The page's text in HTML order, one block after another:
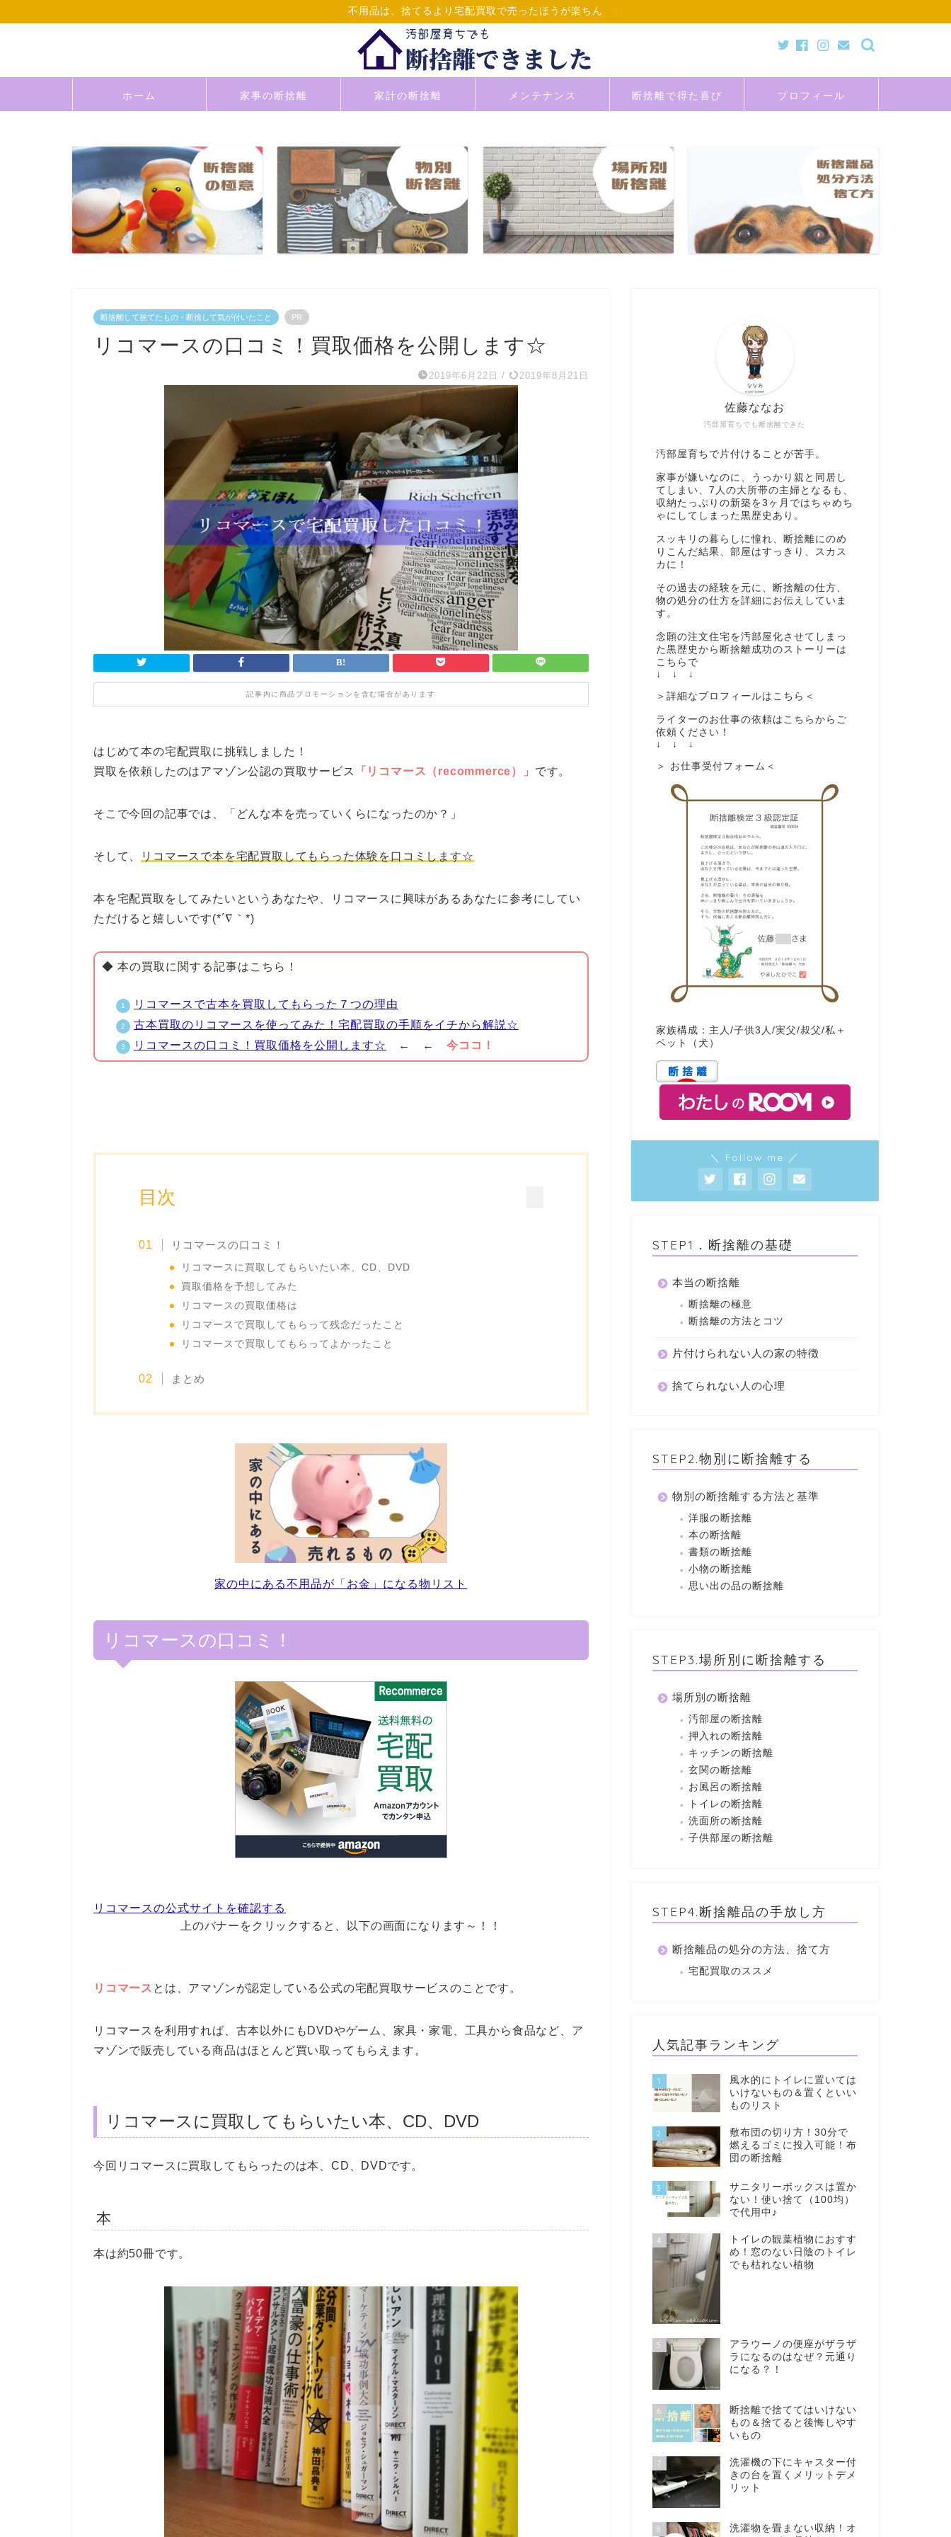
不用品は、捨てるより宅配買取で売ったほうが楽ちん
ホーム 家事の断捨離 家計の断捨離 メンテナンス 断捨離で得た喜び プロフィール
断捨離して捨てたもの・断捨して気が付いたこと PR
リコマースの口コミ！買取価格を公開します☆
2019年6月22日 / 2019年8月21日
記事内に商品プロモーションを含む場合があります
はじめて本の宅配買取に挑戦しました！
買取を依頼したのはアマゾン公認の買取サービス
「リコマース（recommerce）」 です。
そこで今回の記事では、「どんな本を売っていくらになったのか？」
そして、 リコマースで本を宅配買取してもらった体験を口コミします☆
本を宅配買取をしてみたいというあなたや、リコマースに興味があるあなたに参考にしてい
ただけると嬉しいです(*´∇｀*)
◆ 本の買取に関する記事はこちら！
リコマースで古本を買取してもらった７つの理由
古本買取のリコマースを使ってみた！宅配買取の手順をイチから解説☆
リコマースの口コミ！買取価格を公開します☆
← ← 今ココ！
目次
リコマースの口コミ！
リコマースに買取してもらいたい本、CD、DVD
買取価格を予想してみた
リコマースの買取価格は
リコマースで買取してもらって残念だったこと
リコマースで買取してもらってよかったこと
まとめ
家の中にある不用品が「お金」になる物リスト
リコマースの口コミ！
リコマースの公式サイトを確認する
上のバナーをクリックすると、以下の画面になります～！！
リコマース とは、アマゾンが認定している公式の宅配買取サービスのことです。
リコマースを利用すれば、古本以外にもDVDやゲーム、家具・家電、工具から食品など、ア
マゾンで販売している商品はほとんど買い取ってもらえます。
リコマースに買取してもらいたい本、CD、DVD
今回リコマースに買取してもらったのは本、CD、DVDです。
本
本は約50冊です。
汚部屋育ちでも断捨離できた
佐藤ななお
汚部屋育ちで片付けることが苦手。
家事が嫌いなのに、うっかり親と同居し
てしまい、7人の大所帯の主婦となるも、
収納たっぷりの新築を3ヶ月ではちゃめち
ゃにしてしまった黒歴史あり。
スッキリの暮らしに憧れ、断捨離にのめ
りこんだ結果、部屋はすっきり、スカス
カに！
その過去の経験を元に、断捨離の仕方、
物の処分の仕方を詳細にお伝えしていま
す。
念願の注文住宅を汚部屋化させてしまっ
た黒歴史から断捨離成功のストーリーは
こちらで
↓ ↓ ↓
＞詳細なプロフィールはこちら＜
ライターのお仕事の依頼はこちらからご
依頼ください！
↓ ↓ ↓
＞ お仕事受付フォーム＜
家族構成：主人/子供3人/実父/叔父/私＋
ペット（犬）
＼ Follow me ／
STEP1．断捨離の基礎
本当の断捨離
断捨離の極意
断捨離の方法とコツ
片付けられない人の家の特徴
捨てられない人の心理
STEP2.物別に断捨離する
物別の断捨離する方法と基準
洋服の断捨離
本の断捨離
書類の断捨離
小物の断捨離
思い出の品の断捨離
STEP3.場所別に断捨離する
場所別の断捨離
汚部屋の断捨離
押入れの断捨離
キッチンの断捨離
玄関の断捨離
お風呂の断捨離
トイレの断捨離
洗面所の断捨離
子供部屋の断捨離
STEP4.断捨離品の手放し方
断捨離品の処分の方法、捨て方
宅配買取のススメ
人気記事ランキング
1
風水的にトイレに置いては
いけないもの＆置くといい
ものリスト
2
敷布団の切り方！30分で
燃えるゴミに投入可能！布
団の断捨離
3
サニタリーボックスは置か
ない！使い捨て（100均）
で代用中♪
4
トイレの観葉植物におすす
め！窓のない日陰のトイレ
でも枯れない植物
5
アラウーノの便座がザラザ
ラになるのはなぜ？元通り
になる？！
6
断捨離で捨ててはいけない
もの＆捨てると後悔しやす
いもの
7
洗濯機の下にキャスター付
きの台を置くメリットデメ
リット
8
洗濯物を畳まない収納！オ